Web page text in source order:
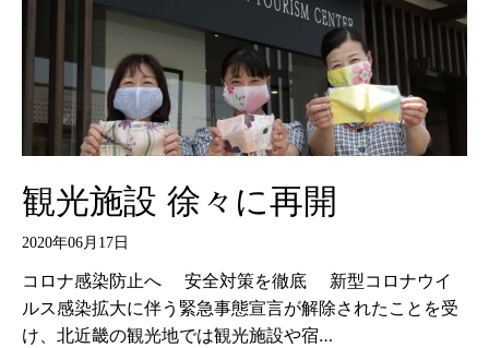
観光施設 徐々に再開
2020年06月17日
コロナ感染防止へ 安全対策を徹底 新型コロナウイ
ルス感染拡大に伴う緊急事態宣言が解除されたことを受
け、北近畿の観光地では観光施設や宿…